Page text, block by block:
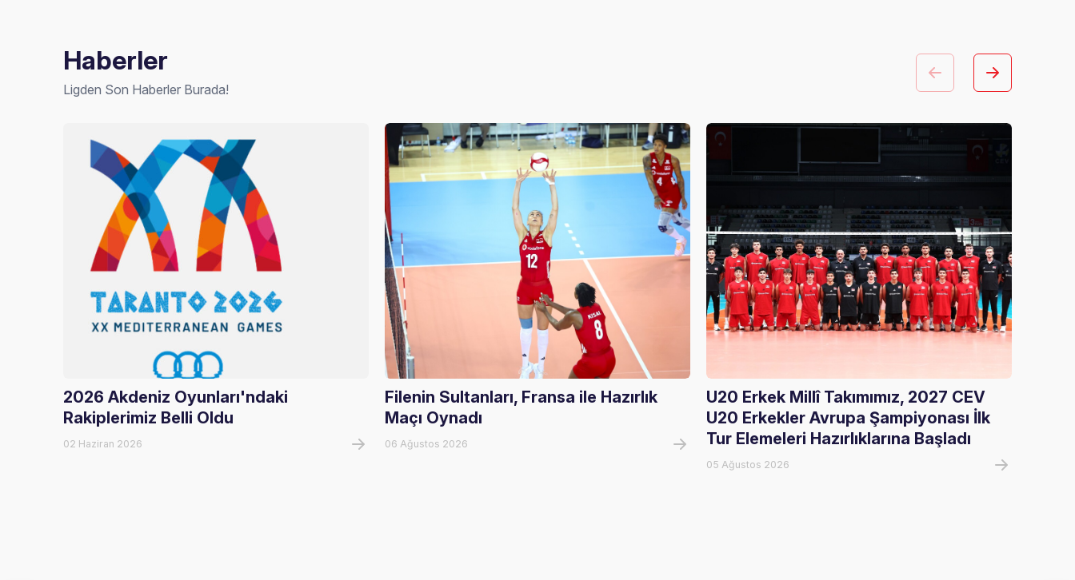
Haberler
Ligden Son Haberler Burada!
2026 Akdeniz Oyunları'ndaki
Rakiplerimiz Belli Oldu
02 Haziran 2026
Filenin Sultanları, Fransa ile Hazırlık
Maçı Oynadı
06 Ağustos 2026
U20 Erkek Millî Takımımız, 2027 CEV
U20 Erkekler Avrupa Şampiyonası İlk
Tur Elemeleri Hazırlıklarına Başladı
05 Ağustos 2026